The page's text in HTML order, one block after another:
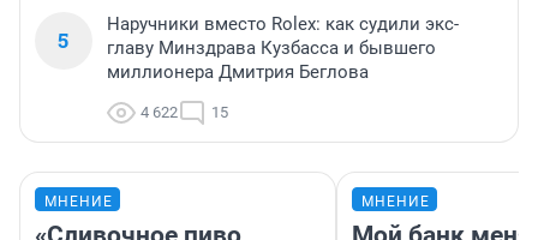
5
Наручники вместо Rolex: как судили экс-
главу Минздрава Кузбасса и бывшего
миллионера Дмитрия Беглова
4 622 15
МНЕНИЕ МНЕНИЕ